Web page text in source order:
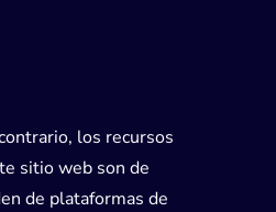
los recursos
sitio web son de
de plataformas de